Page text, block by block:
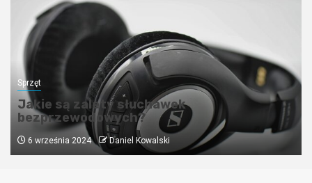
Sprzęt
Jakie są zalety słuchawek
bezprzewodowych?
6 września 2024 Daniel Kowalski